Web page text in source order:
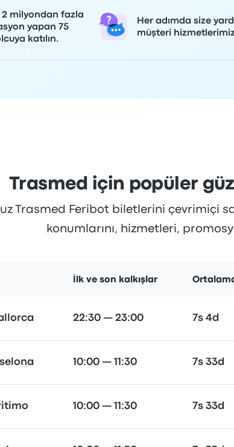
milyondan fazla
yapan 75
katılın.
Her adımda size
müşteri
Trasmed için popüler
Trasmed Feribot biletlerini çevrimiçi
konumlarını, hizmetleri,
İlk ve son kalkışlar
22:30 — 23:00 7s 4d
10:00 — 11:30 7s 33d
10:00 — 11:30 7s 33d